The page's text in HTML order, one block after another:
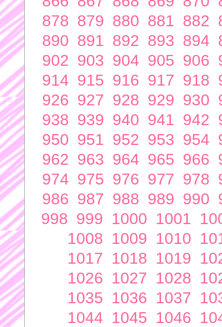
878 879 880 881 882
890 891 892 893 894
902 903 904 905 906
914 915 916 917 918
926 927 928 929 930
938 939 940 941 942
950 951 952 953 954
962 963 964 965 966
974 975 976 977 978
986 987 988 989 990
998 999 1000 1001
1008 1009 1010
1017 1018 1019
1026 1027 1028
1035 1036 1037
1044 1045 1046